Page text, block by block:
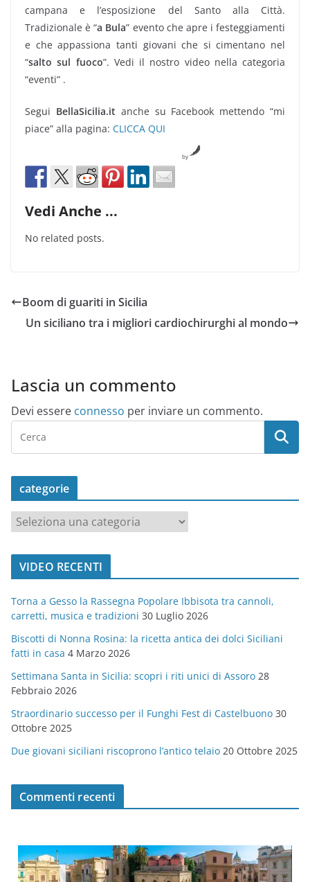
campana e l’esposizione del Santo alla Città.
Tradizionale è “a Bula” evento che apre i festeggiamenti
e che appassiona tanti giovani che si cimentano nel
“salto sul fuoco”. Vedi il nostro video nella categoria
“eventi” .
Segui BellaSicilia.it anche su Facebook mettendo “mi
piace” alla pagina: CLICCA QUI
by
Vedi Anche ...
No related posts.
Boom di guariti in Sicilia
Un siciliano tra i migliori cardiochirurghi al mondo
Lascia un commento
Devi essere connesso per inviare un commento.
categorie
a
t
o
r
i
e
VIDEO RECENTI
Torna a Gesso la Rassegna Popolare Ibbisota tra cannoli,
carretti, musica e tradizioni 30 Luglio 2026
Biscotti di Nonna Rosina: la ricetta antica dei dolci Siciliani
fatti in casa 4 Marzo 2026
Settimana Santa in Sicilia: scopri i riti unici di Assoro 28
Febbraio 2026
Straordinario successo per il Funghi Fest di Castelbuono 30
Ottobre 2025
Due giovani siciliani riscoprono l’antico telaio 20 Ottobre 2025
Commenti recenti